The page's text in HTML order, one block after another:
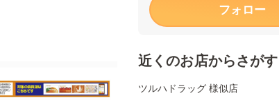
フォロー
近くのお店からさがす
ツルハドラッグ 様似店